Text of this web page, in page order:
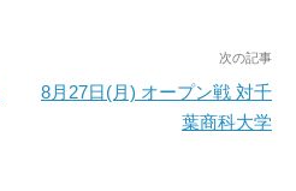
次の記事
8月27日(月) オープン戦 対千
葉商科大学